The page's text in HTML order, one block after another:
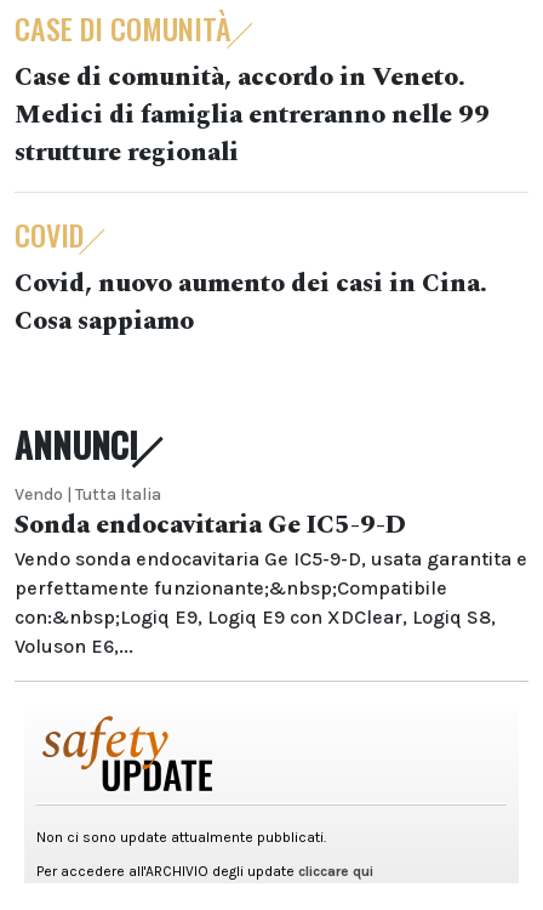
CASE DI COMUNITÀ
Case di comunità, accordo in Veneto.
Medici di famiglia entreranno nelle 99
strutture regionali
COVID
Covid, nuovo aumento dei casi in Cina.
Cosa sappiamo
ANNUNCI
Vendo | Tutta Italia
Sonda endocavitaria Ge IC5-9-D
Vendo sonda endocavitaria Ge IC5-9-D, usata garantita e
perfettamente funzionante;&nbsp;Compatibile
con:&nbsp;Logiq E9, Logiq E9 con XDClear, Logiq S8,
Voluson E6,...